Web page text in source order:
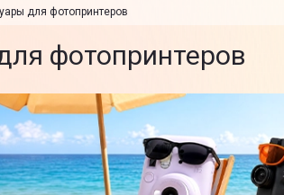
для фотопринтеров
фотопринтеров